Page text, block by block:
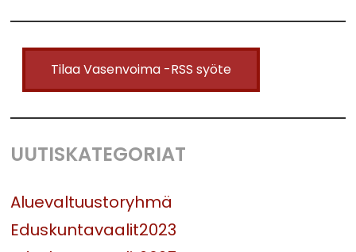
Tilaa Vasenvoima -RSS syöte
UUTISKATEGORIAT
Aluevaltuustoryhmä
Eduskuntavaalit2023